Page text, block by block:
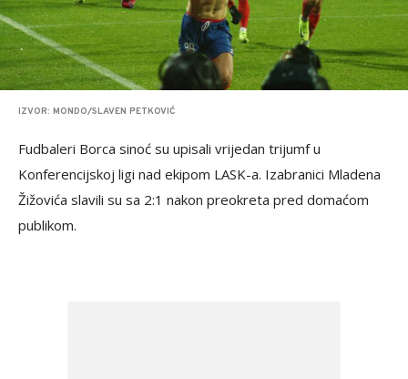
IZVOR: MONDO/SLAVEN PETKOVIĆ
Fudbaleri Borca sinoć su upisali vrijedan trijumf u
Konferencijskoj ligi nad ekipom LASK-a. Izabranici Mladena
Žižovića slavili su sa 2:1 nakon preokreta pred domaćom
publikom.